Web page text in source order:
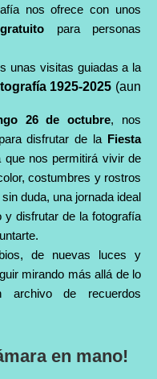
nos ofrece con unos
gratuito para personas
unas visitas guiadas a la
1925-2025 (aun
26 de octubre, nos
disfrutar de la Fiesta
que nos permitirá vivir de
costumbres y rostros
duda, una jornada ideal
y disfrutar de la fotografía
de nuevas luces y
mirando más allá de lo
archivo de recuerdos
en mano!